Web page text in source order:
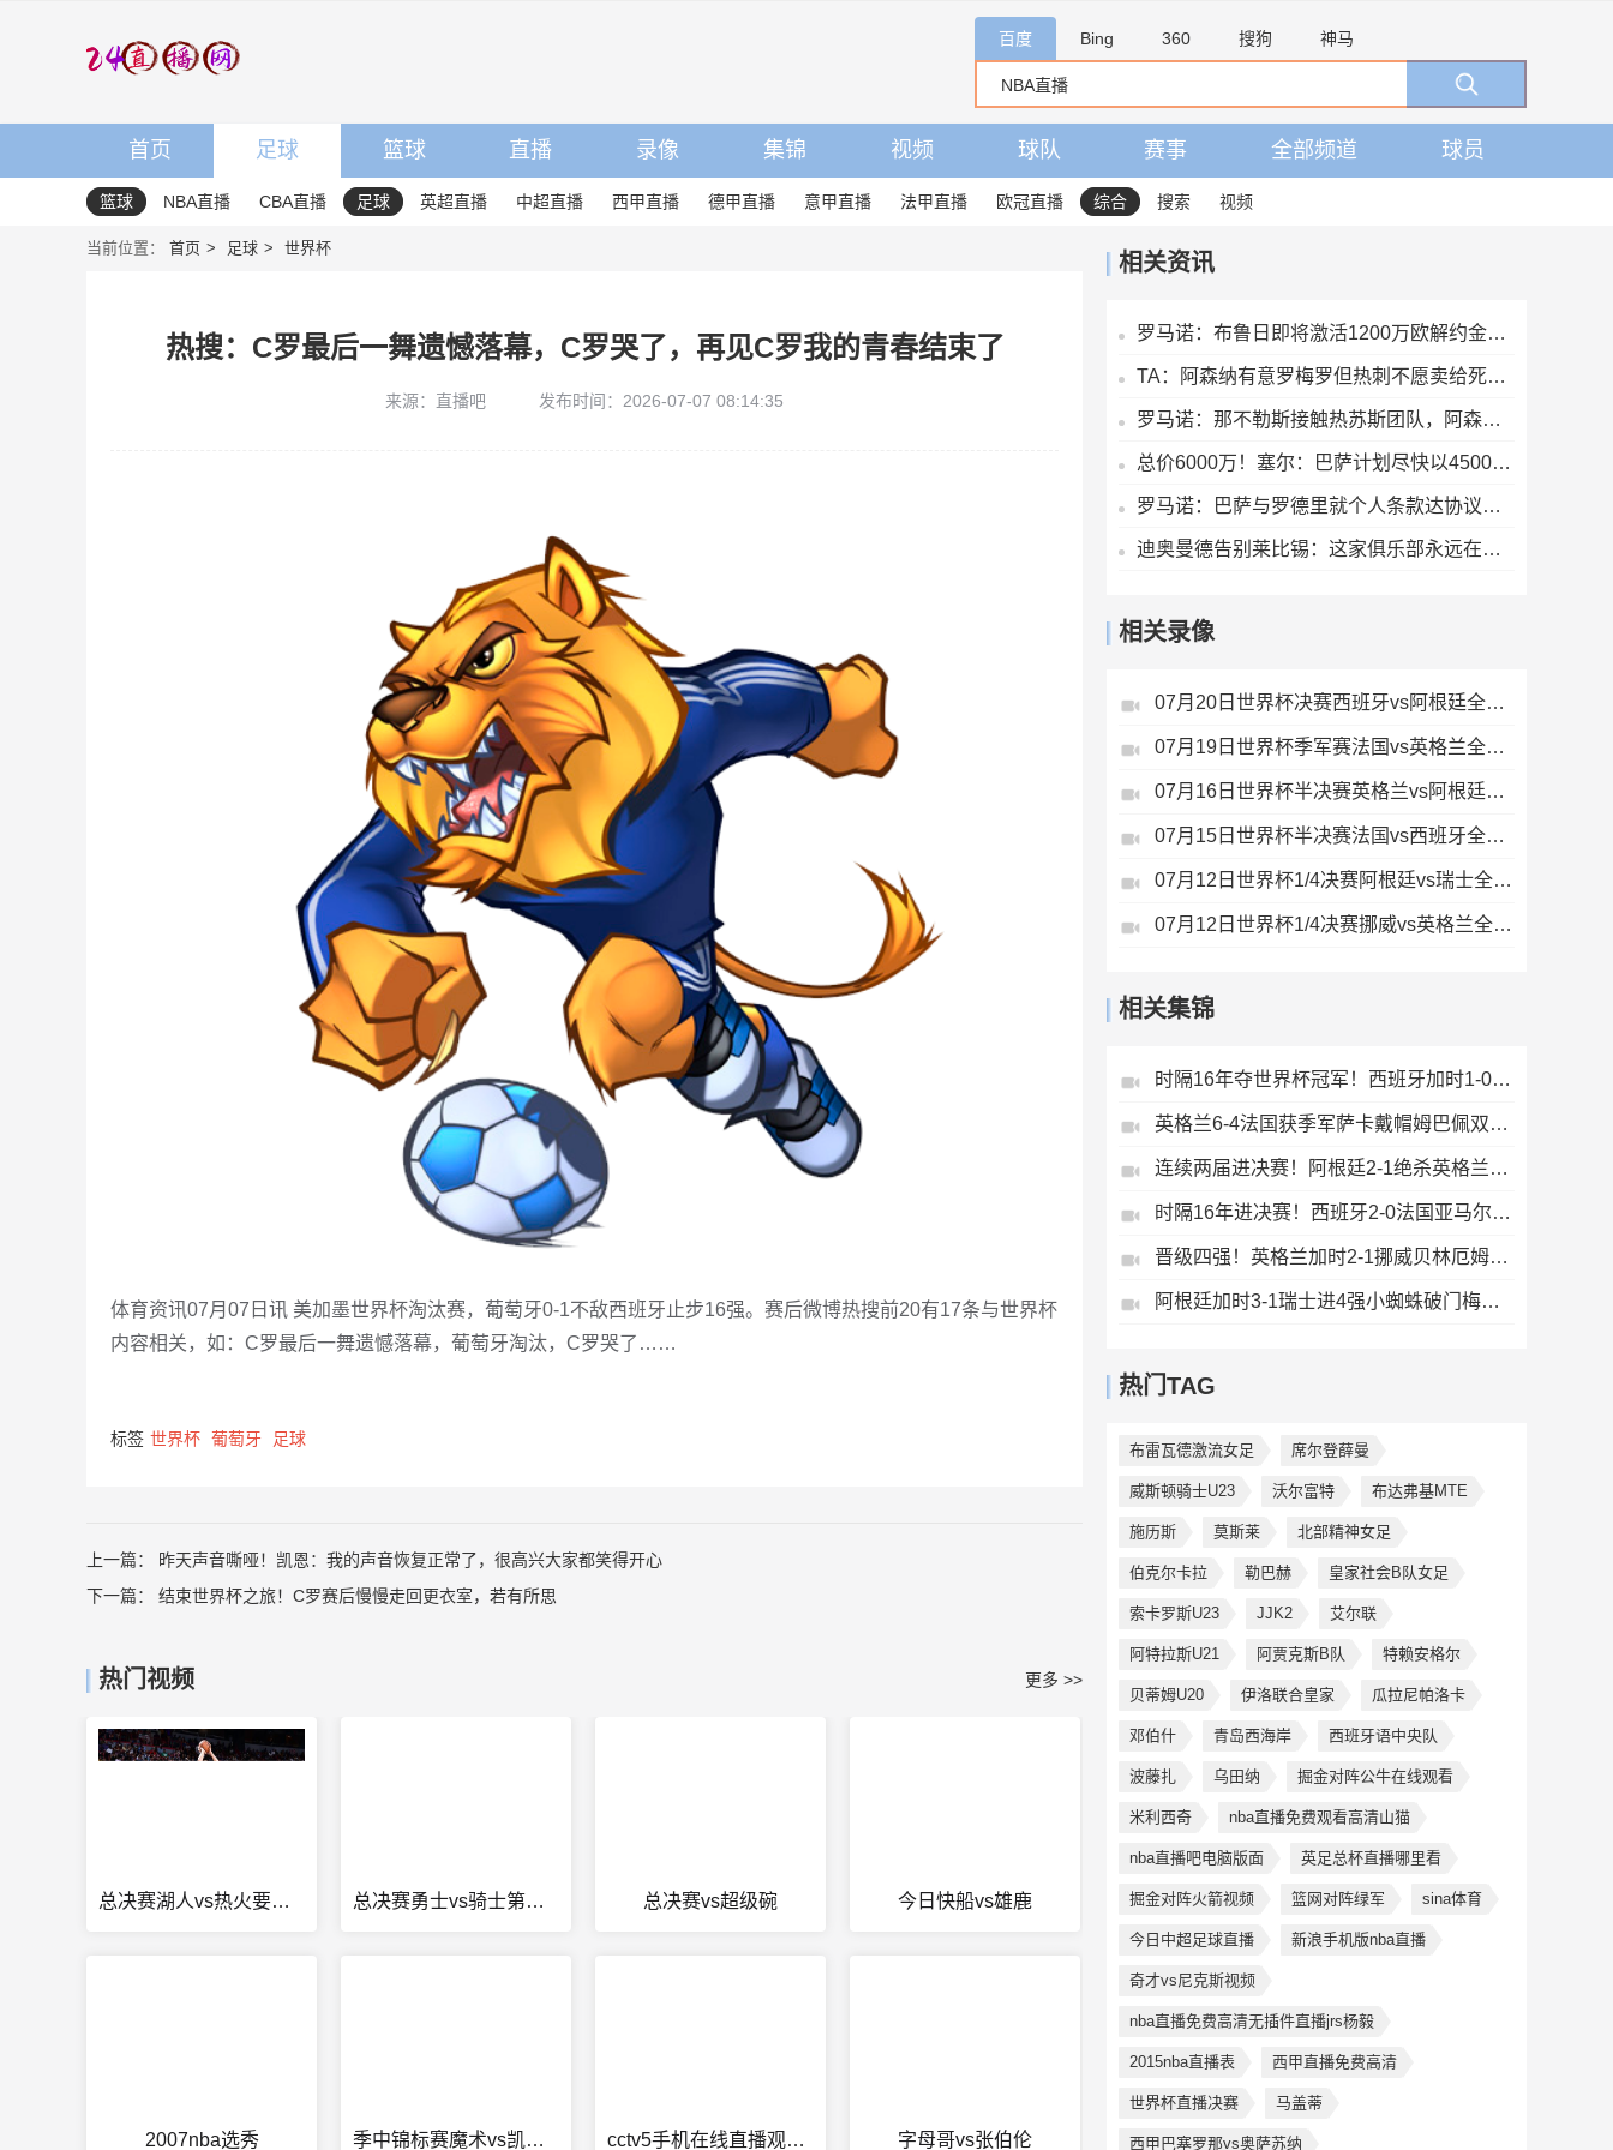
百度 Bing 360 搜狗 神马
首页 足球 篮球 直播 录像 集锦 视频 球队 赛事 全部频道 球员
篮球 NBA直播 CBA直播 足球 英超直播 中超直播 西甲直播 德甲直播 意甲直播 法甲直播 欧冠直播 综合 搜索 视频
当前位置： 首页 足球 世界杯
热搜：C罗最后一舞遗憾落幕，C罗哭了，再见C罗我的青春结束了
来源：直播吧 发布时间：2026-07-07 08:14:35
体育资讯07月07日讯 美加墨世界杯淘汰赛，葡萄牙0-1不敌西班牙止步16强。赛后微博热搜前20有17条与世界杯
内容相关，如：C罗最后一舞遗憾落幕，葡萄牙淘汰，C罗哭了……
标签 世界杯 葡萄牙 足球
上一篇：
昨天声音嘶哑！凯恩：我的声音恢复正常了，很高兴大家都笑得开心
下一篇： 结束世界杯之旅！C罗赛后慢慢走回更衣室，若有所思
热门视频 更多 >>
总决赛湖人vs热火要打几场 总决赛勇士vs骑士第二场 总决赛vs超级碗 今日快船vs雄鹿
2007nba选秀 季中锦标赛魔术vs凯尔特人 cctv5手机在线直播观看高清版 字母哥vs张伯伦
相关资讯
罗马诺：布鲁日即将激活1200万欧解约金，签下马略卡前锋比尔希利
TA：阿森纳有意罗梅罗但热刺不愿卖给死敌，马竞国米是最可能下家
罗马诺：那不勒斯接触热苏斯团队，阿森纳只接受永久转会
总价6000万！塞尔：巴萨计划尽快以4500万欧+1500万报价罗德里
罗马诺：巴萨与罗德里就个人条款达协议，将与曼城谈判确定转会费
迪奥曼德告别莱比锡：这家俱乐部永远在我心中占据特殊位置
相关录像
07月20日世界杯决赛西班牙vs阿根廷全场录像
07月19日世界杯季军赛法国vs英格兰全场录像
07月16日世界杯半决赛英格兰vs阿根廷全场录像
07月15日世界杯半决赛法国vs西班牙全场录像
07月12日世界杯1/4决赛阿根廷vs瑞士全场录像
07月12日世界杯1/4决赛挪威vs英格兰全场录像
相关集锦
时隔16年夺世界杯冠军！西班牙加时1-0阿根廷费兰制胜恩佐染红
英格兰6-4法国获季军萨卡戴帽姆巴佩双响创纪录奥利塞2助+失良机
连续两届进决赛！阿根廷2-1绝杀英格兰劳塔罗恩佐破门梅西两助攻
时隔16年进决赛！西班牙2-0法国亚马尔造点奥亚萨瓦尔、波罗破门
晋级四强！英格兰加时2-1挪威贝林厄姆连场双响谢尔德鲁普破门
阿根廷加时3-1瑞士进4强小蜘蛛破门梅西助攻麦卡恩博洛假摔染红
热门TAG
布雷瓦德激流女足 席尔登薛曼
威斯顿骑士U23 沃尔富特 布达弗基MTE
施历斯 莫斯莱 北部精神女足
伯克尔卡拉 勒巴赫 皇家社会B队女足
索卡罗斯U23 JJK2 艾尔联
阿特拉斯U21 阿贾克斯B队 特赖安格尔
贝蒂姆U20 伊洛联合皇家 瓜拉尼帕洛卡
邓伯什 青岛西海岸 西班牙语中央队
波藤扎 乌田纳 掘金对阵公牛在线观看
米利西奇 nba直播免费观看高清山猫
nba直播吧电脑版面 英足总杯直播哪里看
掘金对阵火箭视频 篮网对阵绿军 sina体育
今日中超足球直播 新浪手机版nba直播
奇才vs尼克斯视频
nba直播免费高清无插件直播jrs杨毅
2015nba直播表 西甲直播免费高清
世界杯直播决赛 马盖蒂
西甲巴塞罗那vs奥萨苏纳